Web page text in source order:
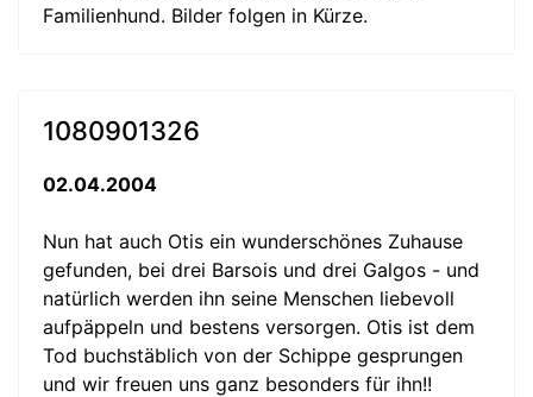
Familienhund. Bilder folgen in Kürze.
1080901326
02.04.2004
Nun hat auch Otis ein wunderschönes Zuhause
gefunden, bei drei Barsois und drei Galgos - und
natürlich werden ihn seine Menschen liebevoll
aufpäppeln und bestens versorgen. Otis ist dem
Tod buchstäblich von der Schippe gesprungen
und wir freuen uns ganz besonders für ihn!!